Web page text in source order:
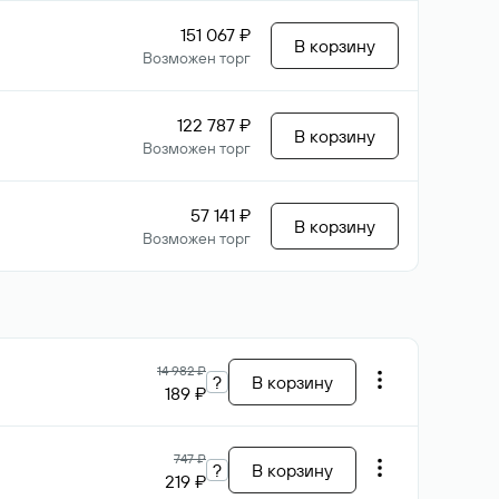
151 067 ₽
Возможен торг
В корзину
122 787 ₽
Возможен торг
В корзину
57 141 ₽
Возможен торг
В корзину
14 982 ₽
189 ₽ ? В корзину
747 ₽
219 ₽ ? В корзину